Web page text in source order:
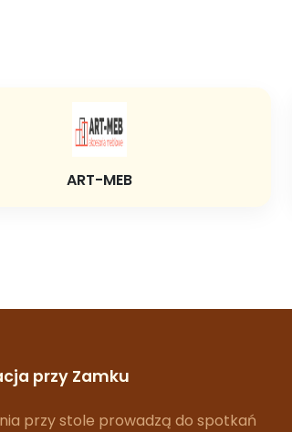
ART-MEB
przy Zamku
przy stole prowadzą do spotkań